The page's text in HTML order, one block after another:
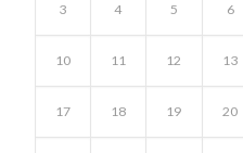
3 4 5 6
10 11 12 13
17 18 19 20